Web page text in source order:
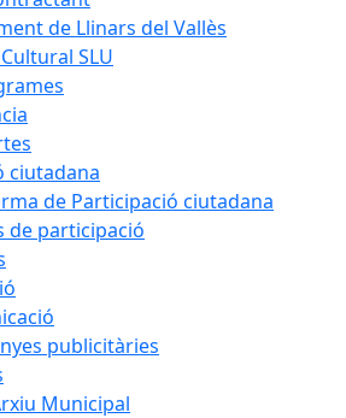
de Llinars del Vallès
SLU
ciutadana
de Participació ciutadana
de participació
publicitàries
Municipal